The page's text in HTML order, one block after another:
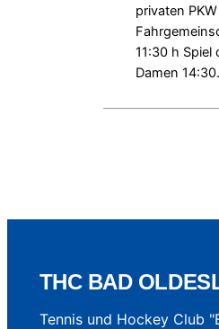
privaten
11:30 h Spiel
Damen
THC BAD
Tennis und Hockey Club